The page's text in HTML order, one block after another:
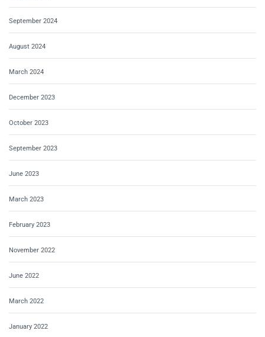
September 2024
August 2024
March 2024
December 2023
October 2023
September 2023
June 2023
March 2023
February 2023
November 2022
June 2022
March 2022
January 2022